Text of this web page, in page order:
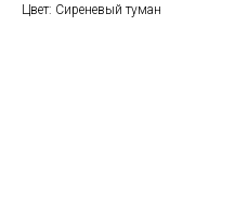
Цвет: Сиреневый туман